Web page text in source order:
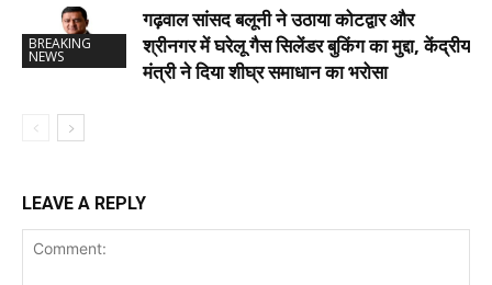
BREAKING
NEWS
गढ़वाल सांसद बलूनी ने उठाया कोटद्वार और
श्रीनगर में घरेलू गैस सिलेंडर बुकिंग का मुद्दा, केंद्रीय
मंत्री ने दिया शीघ्र समाधान का भरोसा
LEAVE A REPLY